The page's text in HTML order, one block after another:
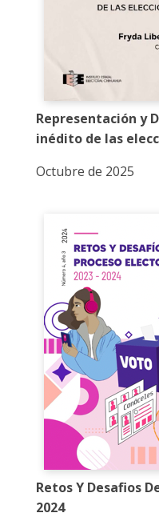
Representación y
inédito de las
Octubre de 2025
Retos Y Desafios
2024